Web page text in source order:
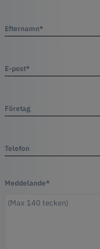
Efternamn*
E-post*
Företag
Telefon
Meddelande*